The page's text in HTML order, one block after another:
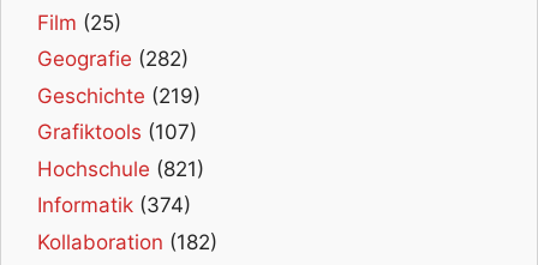
Film (25)
Geografie (282)
Geschichte (219)
Grafiktools (107)
Hochschule (821)
Informatik (374)
Kollaboration (182)